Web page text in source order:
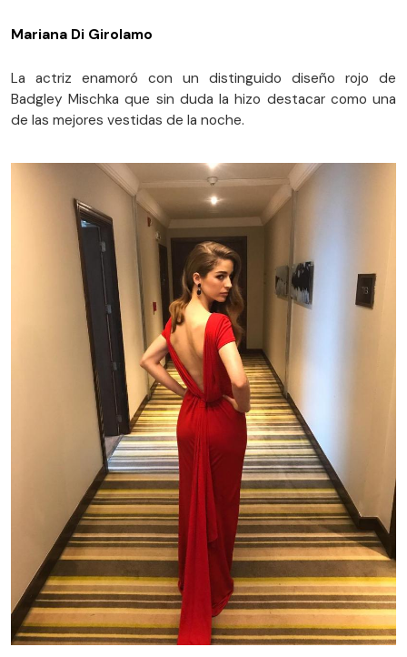
Mariana Di Girolamo
La actriz enamoró con un distinguido diseño rojo de
Badgley Mischka que sin duda la hizo destacar como una
de las mejores vestidas de la noche.